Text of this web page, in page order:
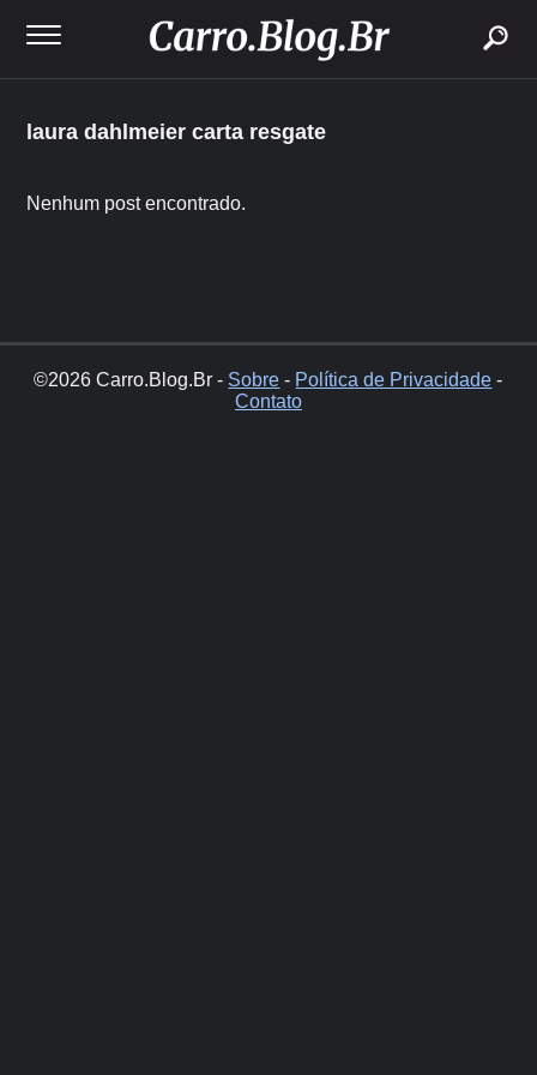
laura dahlmeier carta resgate
Nenhum post encontrado.
©2026 Carro.Blog.Br - Sobre - Política de Privacidade -
Contato